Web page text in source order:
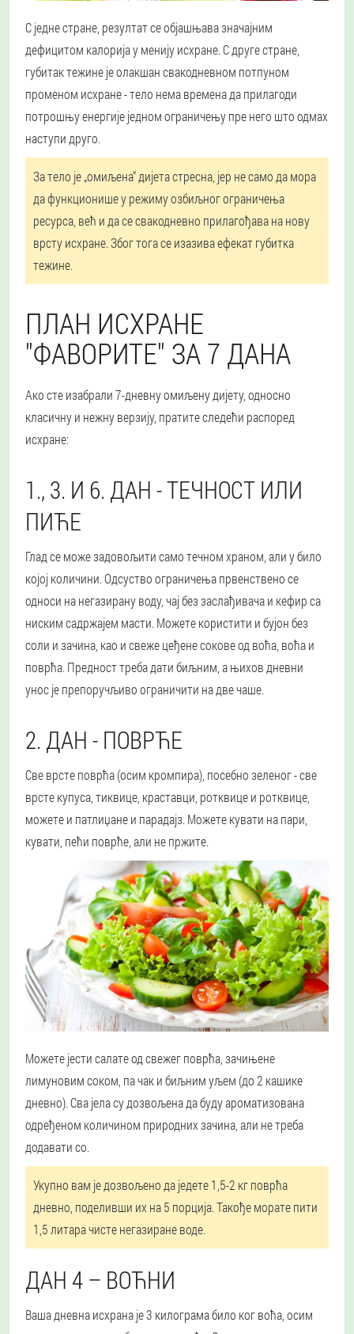
С једне стране, резултат се објашњава значајним
дефицитом калорија у менију исхране. С друге стране,
губитак тежине је олакшан свакодневном потпуном
променом исхране - тело нема времена да прилагоди
потрошњу енергије једном ограничењу пре него што одмах
наступи друго.
За тело је „омиљена“ дијета стресна, јер не само да мора
да функционише у режиму озбиљног ограничења
ресурса, већ и да се свакодневно прилагођава на нову
врсту исхране. Због тога се изазива ефекат губитка
тежине.
ПЛАН ИСХРАНЕ
"ФАВОРИТЕ" ЗА 7 ДАНА
Ако сте изабрали 7-дневну омиљену дијету, односно
класичну и нежну верзију, пратите следећи распоред
исхране:
1., 3. И 6. ДАН - ТЕЧНОСТ ИЛИ
ПИЋЕ
Глад се може задовољити само течном храном, али у било
којој количини. Одсуство ограничења првенствено се
односи на негазирану воду, чај без заслађивача и кефир са
ниским садржајем масти. Можете користити и бујон без
соли и зачина, као и свеже цеђене сокове од воћа, воћа и
поврћа. Предност треба дати биљним, а њихов дневни
унос је препоручљиво ограничити на две чаше.
2. ДАН - ПОВРЋЕ
Све врсте поврћа (осим кромпира), посебно зеленог - све
врсте купуса, тиквице, краставци, ротквице и ротквице,
можете и патлиџане и парадајз. Можете кувати на пари,
кувати, пећи поврће, али не пржите.
Можете јести салате од свежег поврћа, зачињене
лимуновим соком, па чак и биљним уљем (до 2 кашике
дневно). Сва јела су дозвољена да буду ароматизована
одређеном количином природних зачина, али не треба
додавати со.
Укупно вам је дозвољено да једете 1,5-2 кг поврћа
дневно, поделивши их на 5 порција. Такође морате пити
1,5 литара чисте негазиране воде.
ДАН 4 – ВОЋНИ
Ваша дневна исхрана је 3 килограма било ког воћа, осим